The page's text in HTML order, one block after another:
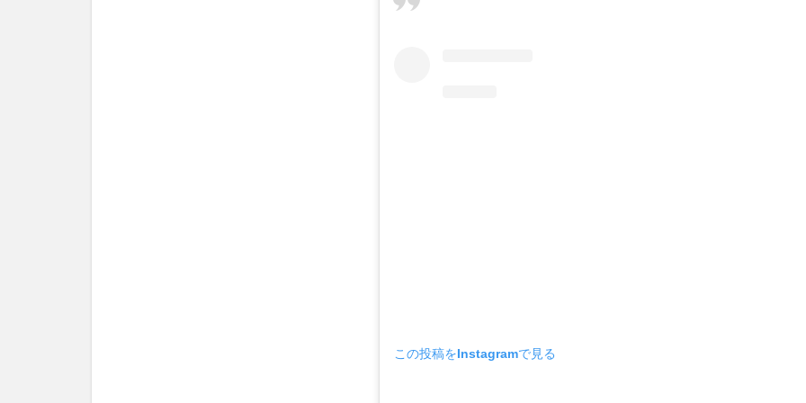
この投稿をInstagramで見る